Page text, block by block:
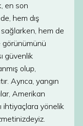
en son
hem dış
hem de
görünümünü
güvenlik
olup,
Ayrıca, yangın
Amerikan
ihtiyaçlara yönelik